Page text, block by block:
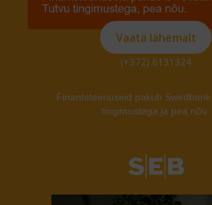
Vaata lähemalt
(+372) 6131324
Finantsteenuseid pakub Swedbank
tingimustega ja pea nõu.